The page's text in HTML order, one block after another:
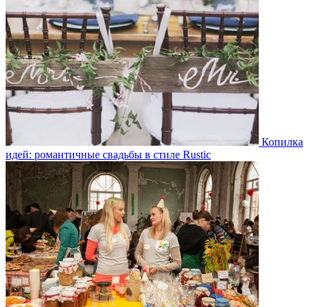
Копилка
идей: романтичные свадьбы в стиле Rustic